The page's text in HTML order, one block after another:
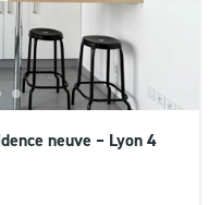
neuve – Lyon 4